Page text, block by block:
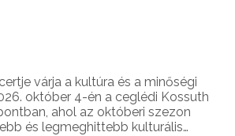
várja a kultúra és a minőségi
október 4-én a ceglédi Kossuth
ahol az októberi szezon
és legmeghittebb kulturális